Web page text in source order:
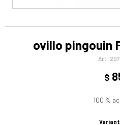
ovillo pingouin
$
100 %